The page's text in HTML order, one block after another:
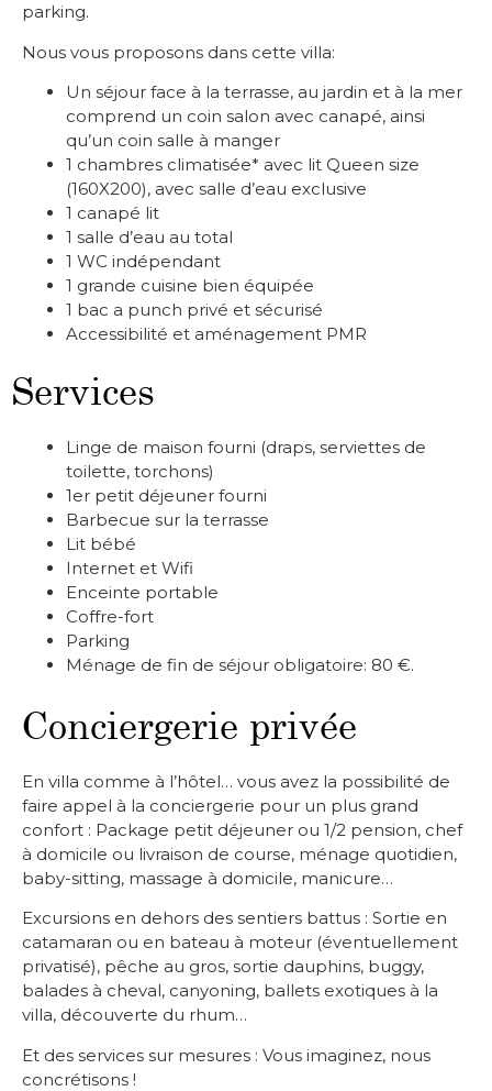
parking.
Nous vous proposons dans cette villa:
Un séjour face à la terrasse, au jardin et à la mer
comprend un coin salon avec canapé, ainsi
qu’un coin salle à manger
1 chambres climatisée* avec lit Queen size
(160X200), avec salle d’eau exclusive
1 canapé lit
1 salle d’eau au total
1 WC indépendant
1 grande cuisine bien équipée
1 bac a punch privé et sécurisé
Accessibilité et aménagement PMR
Services
Linge de maison fourni (draps, serviettes de
toilette, torchons)
1er petit déjeuner fourni
Barbecue sur la terrasse
Lit bébé
Internet et Wifi
Enceinte portable
Coffre-fort
Parking
Ménage de fin de séjour obligatoire: 80 €.
Conciergerie privée
En villa comme à l’hôtel… vous avez la possibilité de
faire appel à la conciergerie pour un plus grand
confort : Package petit déjeuner ou 1/2 pension, chef
à domicile ou livraison de course, ménage quotidien,
baby-sitting, massage à domicile, manicure…
Excursions en dehors des sentiers battus : Sortie en
catamaran ou en bateau à moteur (éventuellement
privatisé), pêche au gros, sortie dauphins, buggy,
balades à cheval, canyoning, ballets exotiques à la
villa, découverte du rhum…
Et des services sur mesures : Vous imaginez, nous
concrétisons !